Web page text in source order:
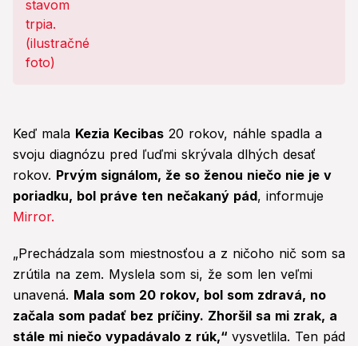
Keď mala Kezia Kecibas 20 rokov, náhle spadla a
svoju diagnózu pred ľuďmi skrývala dlhých desať
rokov. Prvým signálom, že so ženou niečo nie je v
poriadku, bol práve ten nečakaný pád, informuje
Mirror.
„Prechádzala som miestnosťou a z ničoho nič som sa
zrútila na zem. Myslela som si, že som len veľmi
unavená. Mala som 20 rokov, bol som zdravá, no
začala som padať bez príčiny. Zhoršil sa mi zrak, a
stále mi niečo vypadávalo z rúk,“ vysvetlila. Ten pád